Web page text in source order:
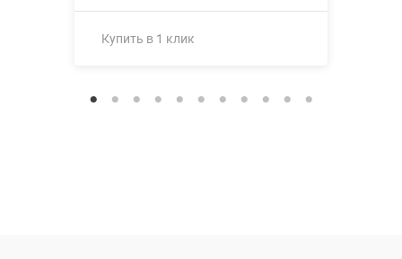
Купить в 1 клик